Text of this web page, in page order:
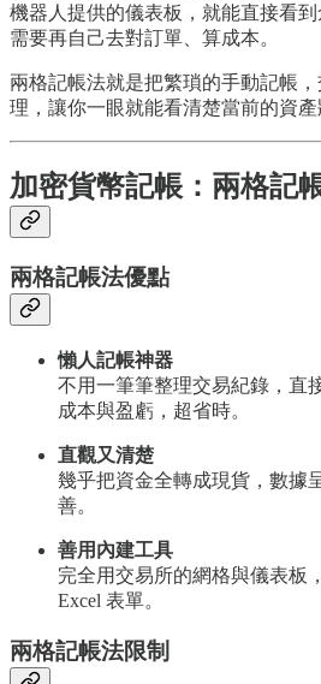
機器人提供的儀表板，就能直接看
需要再自己去對訂單、算成本。
兩格記帳法就是把繁瑣的手動記帳
理，讓你一眼就能看清楚當前的資
加密貨幣記帳：兩格記
兩格記帳法優點
懶人記帳神器
不用一筆筆整理交易紀錄，直
成本與盈虧，超省時。
直觀又清楚
幾乎把資金全轉成現貨，數據
善。
善用內建工具
完全用交易所的網格與儀表板
Excel 表單。
兩格記帳法限制